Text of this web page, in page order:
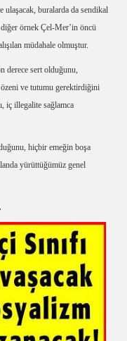
ulaşacak, buralarda da sendikal
diğer örnek Çel-Mer’in öncü
müdahale olmuştur.
derece sert olduğunu,
ve tutumu gerektirdiğini
iç illegalite sağlamca
hiçbir emeğin boşa
yürüttüğümüz genel